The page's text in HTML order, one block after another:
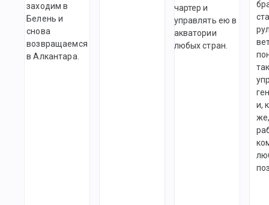
заходим в
Белень и
снова
возвращаемся
в Алкантара.
чартер и
управлять ею в
акватории
любых стран.
и,